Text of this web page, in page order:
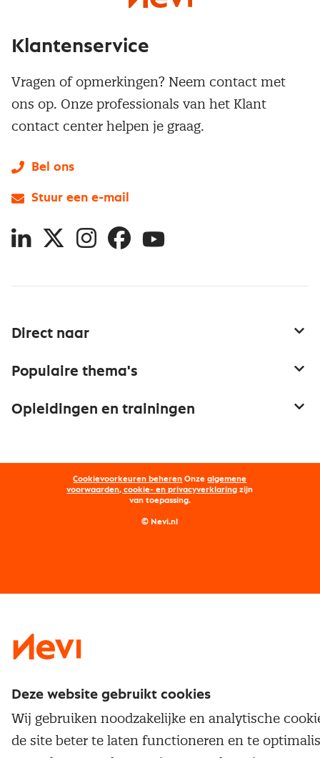
Direct naar
Netwerk en communities
Word lid van Nevi
Nevi PMI®
Populaire thema's
Onderhandelen
Opleidingen en trainingen
Opleidingen
Maatwerk
Nevi 1
Klantenservice
Vragen of opmerkingen? Neem contact met
ons op. Onze professionals van het Klant
contact center helpen je graag.
Bel ons
Stuur een e-mail
LinkedIn
X InstagramFacebookYouTube
Cookievoorkeuren beheren Onzealgemene
voorwaarden, cookie- en privacyverklaring zijn
van toepassing.
© Nevi.nl
Deze website gebruikt cookies
Wij gebruiken noodzakelijke en analytische
de site beter te laten functioneren en te